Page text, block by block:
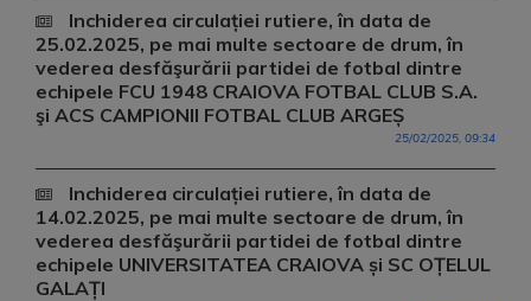
Inchiderea circulației rutiere, în data de
25.02.2025, pe mai multe sectoare de drum, în
vederea desfăşurării partidei de fotbal dintre
echipele FCU 1948 CRAIOVA FOTBAL CLUB S.A.
şi ACS CAMPIONII FOTBAL CLUB ARGEȘ
25/02/2025, 09:34
Inchiderea circulației rutiere, în data de
14.02.2025, pe mai multe sectoare de drum, în
vederea desfăşurării partidei de fotbal dintre
echipele UNIVERSITATEA CRAIOVA și SC OȚELUL
GALAȚI